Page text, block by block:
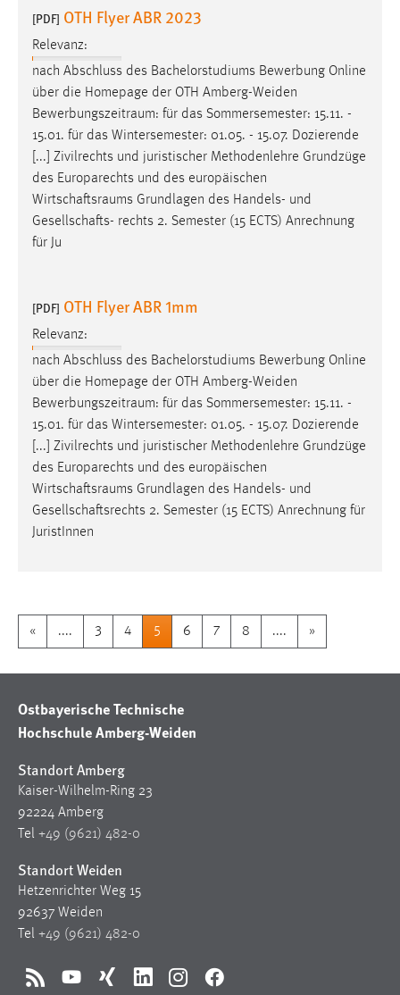
[PDF] OTH Flyer ABR 2023
Relevanz:
nach Abschluss des Bachelorstudiums Bewerbung Online
über die Homepage der OTH Amberg-Weiden
Bewerbungszeitraum: für das Sommersemester: 15.11. -
15.01. für das Wintersemester: 01.05. - 15.07. Dozierende
[...] Zivilrechts und juristischer Methodenlehre Grundzüge
des Europarechts und des europäischen
Wirtschaftsraums Grundlagen des Handels- und
Gesellschafts- rechts 2. Semester (15 ECTS) Anrechnung
für Ju
[PDF] OTH Flyer ABR 1mm
Relevanz:
nach Abschluss des Bachelorstudiums Bewerbung Online
über die Homepage der OTH Amberg-Weiden
Bewerbungszeitraum: für das Sommersemester: 15.11. -
15.01. für das Wintersemester: 01.05. - 15.07. Dozierende
[...] Zivilrechts und juristischer Methodenlehre Grundzüge
des Europarechts und des europäischen
Wirtschaftsraums Grundlagen des Handels- und
Gesellschaftsrechts 2. Semester (15 ECTS) Anrechnung für
JuristInnen
« .... 3 4 5 6 7 8 .... »
Ostbayerische Technische
Hochschule Amberg-Weiden
Standort Amberg
Kaiser-Wilhelm-Ring 23
92224 Amberg
Tel +49 (9621) 482-0
Standort Weiden
Hetzenrichter Weg 15
92637 Weiden
Tel +49 (9621) 482-0
RSS YouTubeXing LinkedInInstagramFacebook